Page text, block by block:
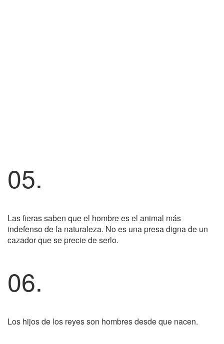
05.
Las fieras saben que el hombre es el animal más
indefenso de la naturaleza. No es una presa digna de un
cazador que se precie de serlo.
06.
Los hijos de los reyes son hombres desde que nacen.